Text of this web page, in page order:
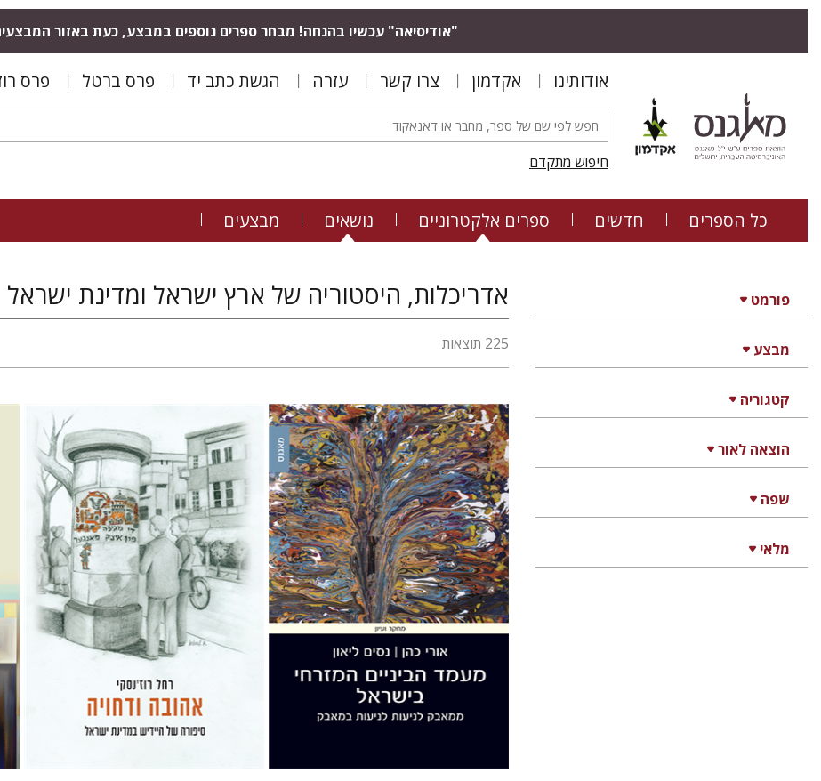
"אודיסיאה" עכשיו בהנחה! מבחר ספרים נוספים במבצע, כעת באזור
אודותינו אקדמון צרו קשר עזרה הגשת כתב יד פרס ברטל פרס
חיפוש מתקדם
כל הספרים חדשים ספרים אלקטרוניים נושאים מבצעים
פורמט
מבצע
קטגוריה
הוצאה לאור
שפה
מלאי
אדריכלות, היסטוריה של ארץ ישראל ומדינת ישראל
225 תוצאות
אורי כהן נסים ליאון
הנחת אתר ספר מודפס
$42
$38
רחל רוז'נסקי
דוד בן-נחום
הנחת אתר ספר מודפס
$46